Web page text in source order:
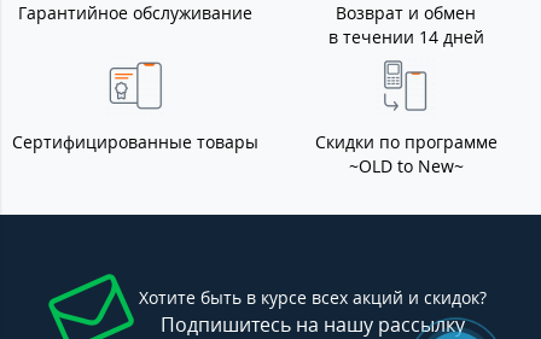
Гарантийное обслуживание
Возврат и обмен
в течении 14 дней
Сертифицированные товары
Скидки по программе
~OLD to New~
Хотите быть в курсе всех акций и скидок?
Подпишитесь на нашу рассылку